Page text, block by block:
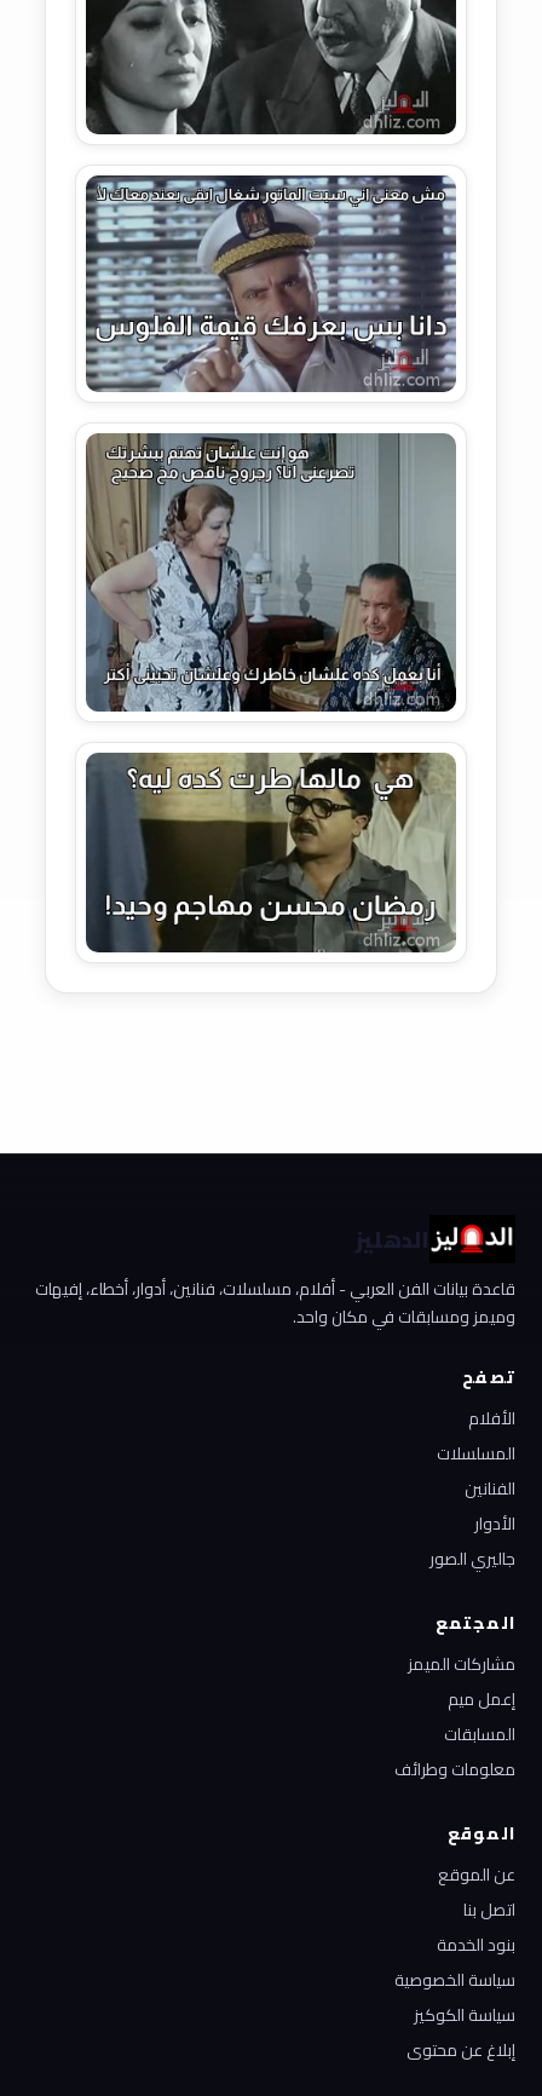
الدهليز
قاعدة بيانات الفن العربي - أفلام، مسلسلات، فنانين، أدوار، أخطاء، إفيهات
وميمز ومسابقات في مكان واحد.
تصفح
الأفلام
المسلسلات
الفنانين
الأدوار
جاليري الصور
المجتمع
مشاركات الميمز
إعمل ميم
المسابقات
معلومات وطرائف
الموقع
عن الموقع
اتصل بنا
بنود الخدمة
سياسة الخصوصية
سياسة الكوكيز
إبلاغ عن محتوى